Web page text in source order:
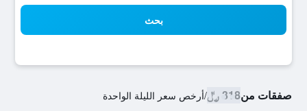
بحث
صفقات من318 ﷼ /أرخص سعر الليلة الواحدة